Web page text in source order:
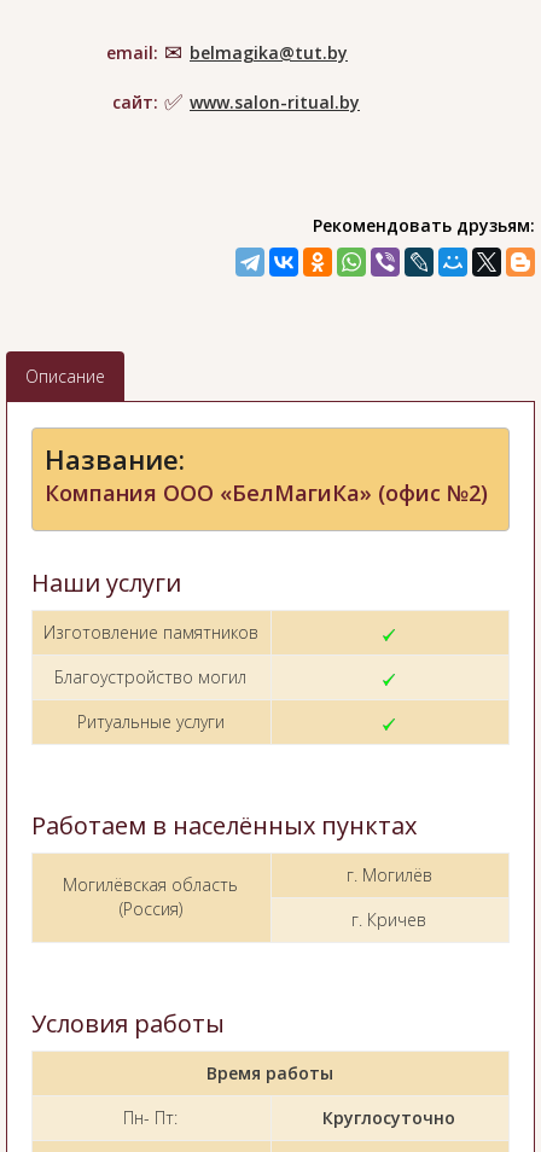
email: belmagika@tut.by
сайт: www.salon-ritual.by
Рекомендовать друзьям:
Описание
Название:
Компания ООО «БелМагиКа» (офис №2)
Наши услуги
Изготовление памятников
Благоустройство могил
Ритуальные услуги
Работаем в населённых пунктах
Могилёвская область
(Россия)
г. Могилёв
г. Кричев
Условия работы
Время работы
Пн- Пт:
Круглосуточно